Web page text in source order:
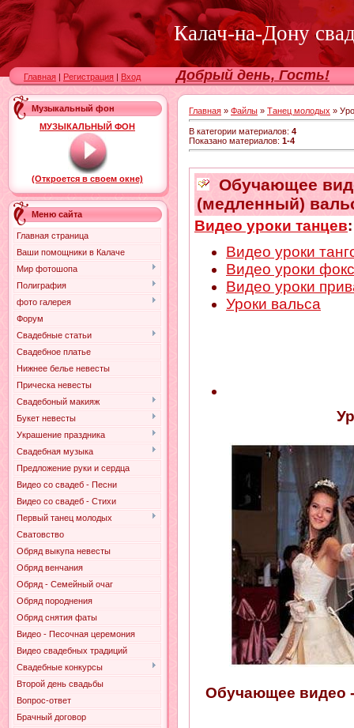
Калач-на-Дону
Главная | Регистрация | Вход Добрый день, Гость!
Музыкальный фон
МУЗЫКАЛЬНЫЙ ФОН
(Откроется в своем окне)
Меню сайта
Главная страница
Ваши помощники в Калаче
Мир фотошопа
Полиграфия
фото галерея
Форум
Свадебные статьи
Свадебное платье
Нижнее белье невесты
Прическа невесты
Свадебоный макияж
Букет невесты
Украшение праздника
Свадебная музыка
Предложение руки и сердца
Видео со свадеб - Песни
Видео со свадеб - Стихи
Первый танец молодых
Сватовство
Обряд выкупа невесты
Обряд венчания
Обряд - Семейный очаг
Обряд породнения
Обряд снятия фаты
Видео - Песочная церемония
Видео свадебных традиций
Свадебные конкурсы
Второй день свадьбы
Вопрос-ответ
Брачный договор
Главная » Файлы » Танец молодых »
В категории материалов: 4
Показано материалов: 1-4
Обучающее
(медленный)
Видео уроки танцев:
Видео уроки
Видео уроки
Видео уроки
Уроки вальса
Обучающее видео